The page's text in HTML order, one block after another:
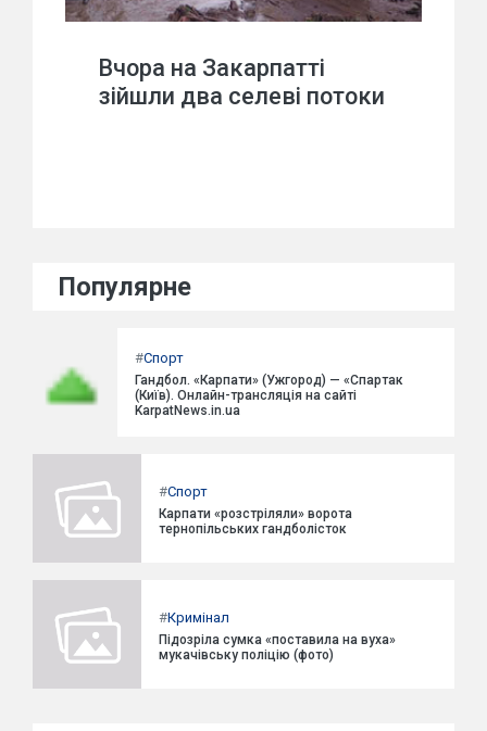
Вчора на Закарпатті
зійшли два селеві потоки
Популярне
#Спорт
Гандбол. «Карпати» (Ужгород) — «Спартак
(Київ). Онлайн-трансляція на сайті
KarpatNews.in.ua
#Спорт
Карпати «розстріляли» ворота
тернопільських гандболісток
#Кримінал
Підозріла сумка «поставила на вуха»
мукачівську поліцію (фото)